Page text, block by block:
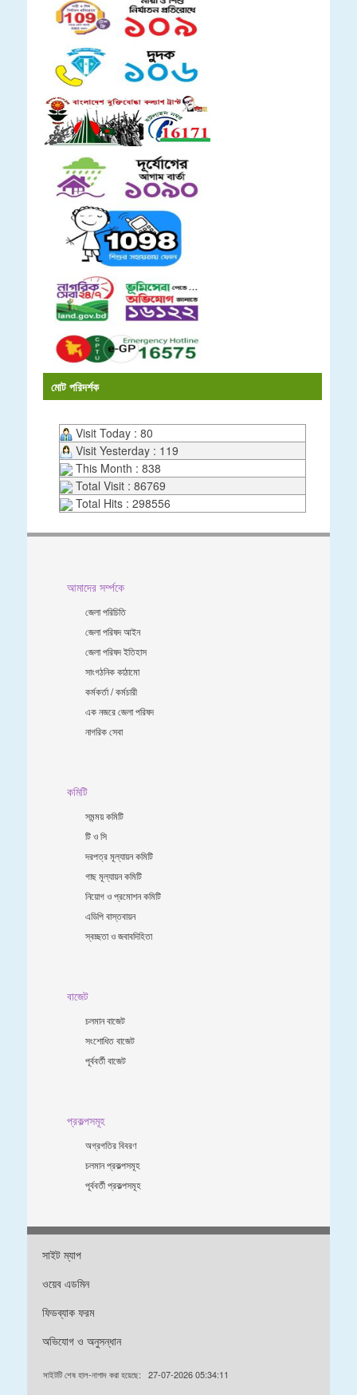
মোট পরিদর্শক
Visit Today : 80
Visit Yesterday : 119
This Month : 838
Total Visit : 86769
Total Hits : 298556
আমাদের সর্ম্পকে
জেলা পরিচিতি
জেলা পরিষদ আইন
জেলা পরিষদ ইতিহাস
সাংগঠনিক কাঠামো
কর্মকর্তা / কর্মচারী
এক নজরে জেলা পরিষদ
নাগরিক সেবা
কমিটি
সমন্ময় কমিটি
টি ও সি
দরপত্র মূল্যায়ন কমিটি
গাছ মূল্যায়ন কমিটি
নিয়োগ ও প্রমোশন কমিটি
এডিপি বাস্তবায়ন
স্বচ্ছতা ও জবাবদিহিতা
বাজেট
চলমান বাজেট
সংশোধিত বাজেট
পূর্ববর্তী বাজেট
প্রকল্পসমূহ
অগ্রগতির বিবরণ
চলমান প্রকল্পসমূহ
পূর্ববর্তী প্রকল্পসমূহ
সাইট ম্যাপ
ওয়েব এডমিন
ফিডব্যাক ফরম
অভিযোগ ও অনুসন্ধান
সাইটটি শেষ হাল-নাগাদ করা হয়েছে: 27-07-2026 05:34:11